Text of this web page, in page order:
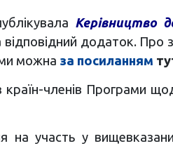
Керівництво
додаток. Про
можна за посиланням
членів Програми
участь у